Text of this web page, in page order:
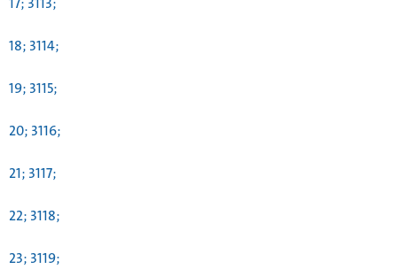
18; 3114;
19; 3115;
20; 3116;
21; 3117;
22; 3118;
23; 3119;